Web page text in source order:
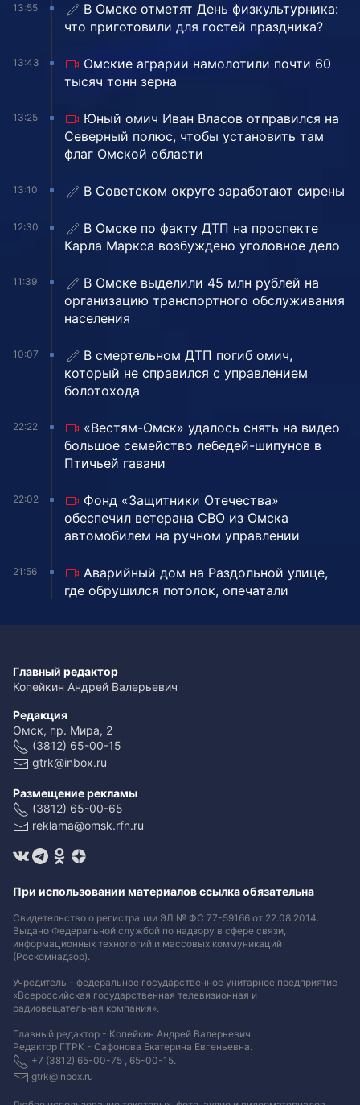
13:55
В Омске отметят День физкультурника:
что приготовили для гостей праздника?
13:43
Омские аграрии намолотили почти 60
тысяч тонн зерна
13:25
Юный омич Иван Власов отправился на
Северный полюс, чтобы установить там
флаг Омской области
13:10 В Советском округе заработают сирены
12:30
В Омске по факту ДТП на проспекте
Карла Маркса возбуждено уголовное дело
11:39
В Омске выделили 45 млн рублей на
организацию транспортного обслуживания
населения
10:07
В смертельном ДТП погиб омич,
который не справился с управлением
болотохода
22:22
«Вестям-Омск» удалось снять на видео
большое семейство лебедей-шипунов в
Птичьей гавани
22:02
Фонд «Защитники Отечества»
обеспечил ветерана СВО из Омска
автомобилем на ручном управлении
21:56
Аварийный дом на Раздольной улице,
где обрушился потолок, опечатали
Главный редактор
Копейкин Андрей Валерьевич
Редакция
Омск, пр. Мира, 2
(3812) 65-00-15
gtrk@inbox.ru
Размещение рекламы
(3812) 65-00-65
reklama@omsk.rfn.ru
При использовании материалов ссылка обязательна
Свидетельство о регистрации ЭЛ № ФС 77-59166 от 22.08.2014.
Выдано Федеральной службой по надзору в сфере связи,
информационных технологий и массовых коммуникаций
(Роскомнадзор).
Учредитель - федеральное государственное унитарное предприятие
«Всероссийская государственная телевизионная и
радиовещательная компания».
Главный редактор - Копейкин Андрей Валерьевич.
Редактор ГТРК - Сафонова Екатерина Евгеньевна.
+7 (3812) 65-00-75 , 65-00-15.
gtrk@inbox.ru